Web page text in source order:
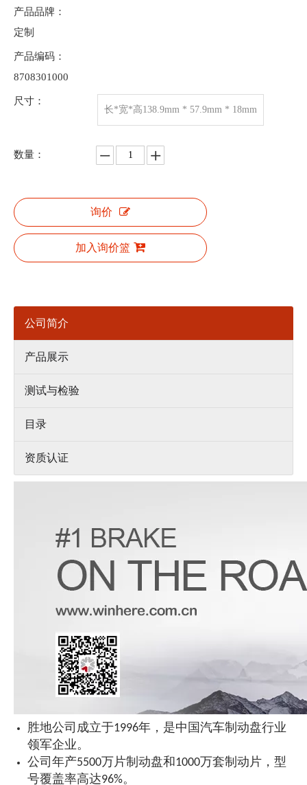
产品品牌：
定制
产品编码：
8708301000
尺寸：
长*宽*高138.9mm * 57.9mm * 18mm
数量：
询价
加入询价篮
公司简介
产品展示
测试与检验
目录
资质认证
胜地公司成立于1996年，是中国汽车制动盘行业
领军企业。
公司年产5500万片制动盘和1000万套制动片，型
号覆盖率高达96%。